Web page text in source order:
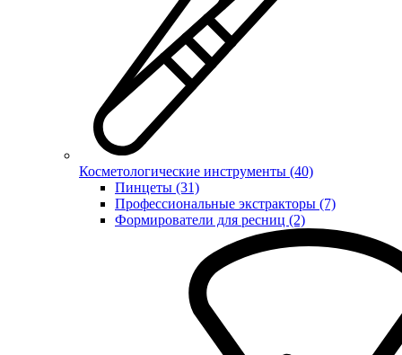
Косметологические инструменты (40)
Пинцеты (31)
Профессиональные экстракторы (7)
Формирователи для ресниц (2)